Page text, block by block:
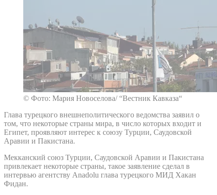
© Фото: Мария Новоселова/ “Вестник Кавказа“
Глава турецкого внешнеполитического ведомства заявил о
том, что некоторые страны мира, в число которых входит и
Египет, проявляют интерес к союзу Турции, Саудовской
Аравии и Пакистана.
Мекканский союз Турции, Саудовской Аравии и Пакистана
привлекает некоторые страны, такое заявление сделал в
интервью агентству Anadolu глава турецкого МИД Хакан
Фидан.